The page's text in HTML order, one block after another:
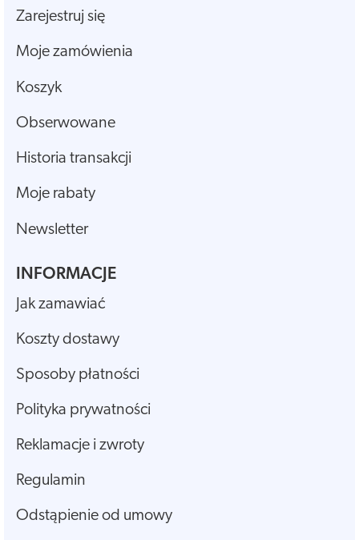
Zarejestruj się
Moje zamówienia
Koszyk
Obserwowane
Historia transakcji
Moje rabaty
Newsletter
INFORMACJE
Jak zamawiać
Koszty dostawy
Sposoby płatności
Polityka prywatności
Reklamacje i zwroty
Regulamin
Odstąpienie od umowy